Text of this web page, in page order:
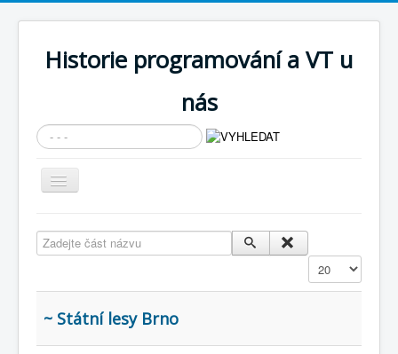
Historie programování a VT u
nás
Vyhledávání...
Přepnout
navigaci
Cíle expozice
Současnost SW a IT
KNIHOVNA
Zadejte část názvu
Zobrazit
~ Státní lesy Brno